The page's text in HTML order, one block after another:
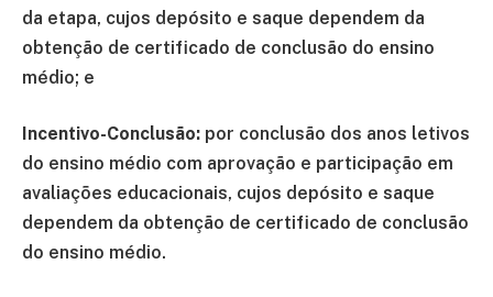
da etapa, cujos depósito e saque dependem da
obtenção de certificado de conclusão do ensino
médio; e
Incentivo-Conclusão: por conclusão dos anos letivos
do ensino médio com aprovação e participação em
avaliações educacionais, cujos depósito e saque
dependem da obtenção de certificado de conclusão
do ensino médio.